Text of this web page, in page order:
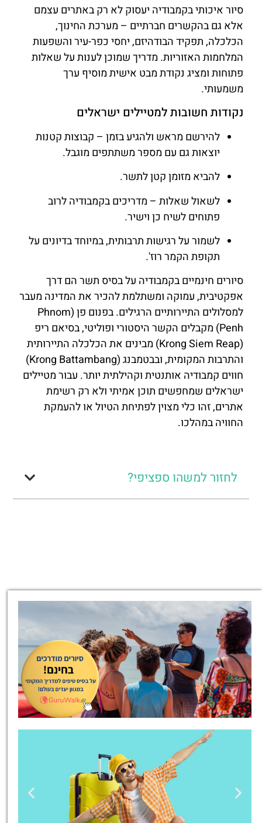
סיור איכותי בקמבודיה יעסוק לא רק באתרים עצמם
אלא גם בהקשרים חברתיים – מערכת החינוך,
הכלכלה, תפקיד הבודהיזם, יחסי כפר-עיר והשפעות
המלחמות האזוריות. מדריך שמוכן לענות על שאלות
פתוחות ומציג נקודת מבט אישית מוסיף ערך
משמעותי.
נקודות חשובות למטיילים ישראלים
להירשם מראש ולהגיע בזמן – קבוצות קטנות
יוצאות גם עם מספר משתתפים מוגבל.
להביא מזומן קטן לתשר.
לשאול שאלות – מדריכים בקמבודיה לרוב
פתוחים לשיח כן וישיר.
לשמור על רגישות תרבותית, במיוחד בדיונים על
תקופת הקמר רוז'.
סיורים חינמיים בקמבודיה על בסיס תשר הם דרך
אפקטיבית, עמוקה ומשתלמת להכיר את המדינה מעבר
למסלולים התיירותיים הרגילים. בפנום פן (Phnom
Penh) מקבלים הקשר היסטורי ופוליטי, בסיאם ריפ
(Krong Siem Reap) מבינים את הכלכלה התיירותית
והתרבות המקומית, ובבטמבנג (Krong Battambang)
חווים קמבודיה אותנטית וקהילתית יותר. עבור מטיילים
ישראלים שמחפשים תוכן אמיתי ולא רק רשימת
אתרים, זהו כלי מצוין לפתיחת הטיול או להעמקת
החוויה במהלכו.
לחזור למשהו ספציפי?